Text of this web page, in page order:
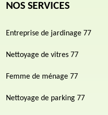
NOS SERVICES
Entreprise de jardinage 77
Nettoyage de vitres 77
Femme de ménage 77
Nettoyage de parking 77